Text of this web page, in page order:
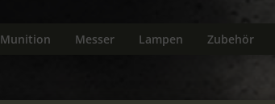
Munition Messer Lampen Zubehör